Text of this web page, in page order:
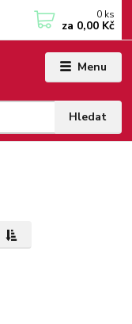
Menu
Hledat
0 ks
za 0,00 Kč